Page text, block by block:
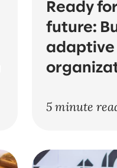
Ready
future:
adaptive
5 minute